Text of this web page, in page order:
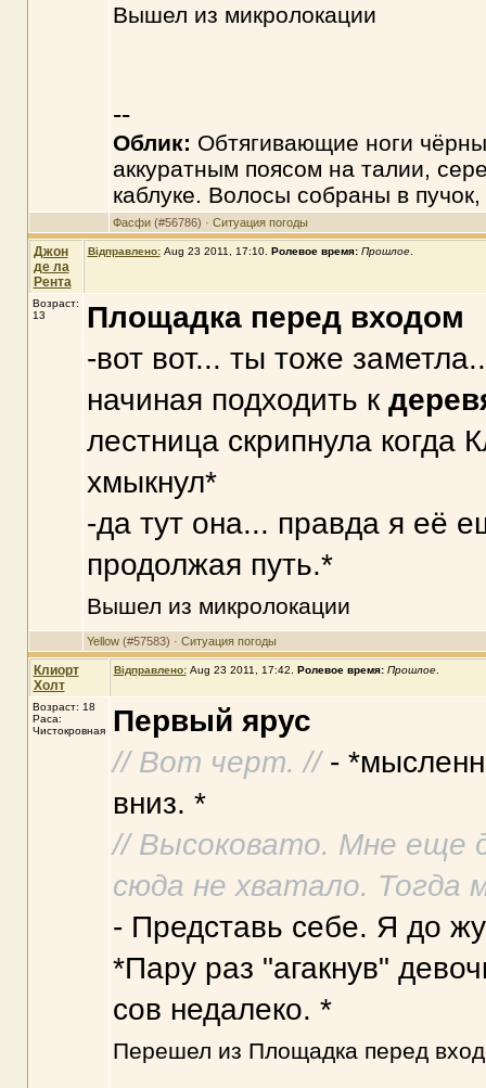
Вышел из микролокации
--
Облик: Обтягивающие ноги
аккуратным поясом на талии,
каблуке. Волосы собраны в
Фасфи(#56786) · Ситуация погоды
Джон
де ла
Рента
Відправлено: Aug 23 2011, 17:10. Ролевое время: Прошлое.
Возраст:
13
Площадка перед входом
-вот вот... ты тоже
начиная подходить к
лестница скрипнула когда
хмыкнул*
-да тут она... правда я её
продолжая путь.*
Вышел из микролокации
Yellow(#57583) · Ситуация погоды
Клиорт
Холт
Відправлено: Aug 23 2011, 17:42 Ролевое время: Прошлое.
Возраст: 18
Раса:
Чистокровная
Первый ярус
// Вот черт. //-
вниз. *
// Высоковато. Мне еще
сюда не хватало. Тогда
- Представь себе. Я до
*Пару раз "агакнув"
сов недалеко. *
Перешел из Площадка перед